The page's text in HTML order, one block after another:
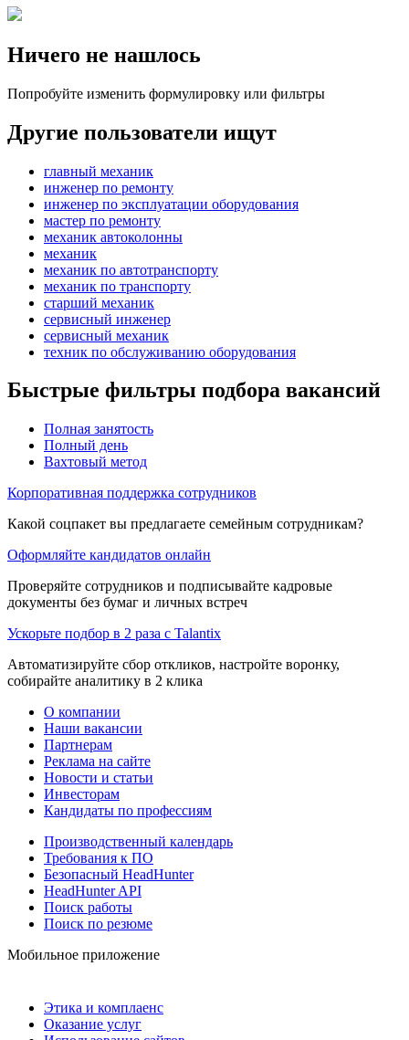
Ничего не нашлось
Попробуйте изменить формулировку или фильтры
Другие пользователи ищут
главный механик
инженер по ремонту
инженер по эксплуатации оборудования
мастер по ремонту
механик автоколонны
механик
механик по автотранспорту
механик по транспорту
старший механик
сервисный инженер
сервисный механик
техник по обслуживанию оборудования
Быстрые фильтры подбора вакансий
Полная занятость
Полный день
Вахтовый метод
Корпоративная поддержка сотрудников
Какой соцпакет вы предлагаете семейным сотрудникам?
Оформляйте кандидатов онлайн
Проверяйте сотрудников и подписывайте кадровые
документы без бумаг и личных встреч
Ускорьте подбор в 2 раза с Talantix
Автоматизируйте сбор откликов, настройте воронку,
собирайте аналитику в 2 клика
О компании
Наши вакансии
Партнерам
Реклама на сайте
Новости и статьи
Инвесторам
Кандидаты по профессиям
Производственный календарь
Требования к ПО
Безопасный HeadHunter
HeadHunter API
Поиск работы
Поиск по резюме
Мобильное приложение
Этика и комплаенс
Оказание услуг